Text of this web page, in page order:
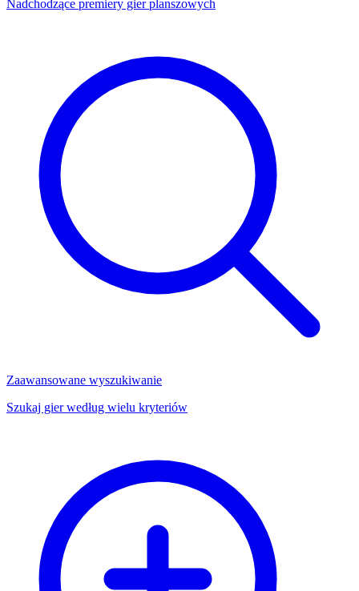
Nadchodzące premiery gier planszowych
Zaawansowane wyszukiwanie
Szukaj gier według wielu kryteriów